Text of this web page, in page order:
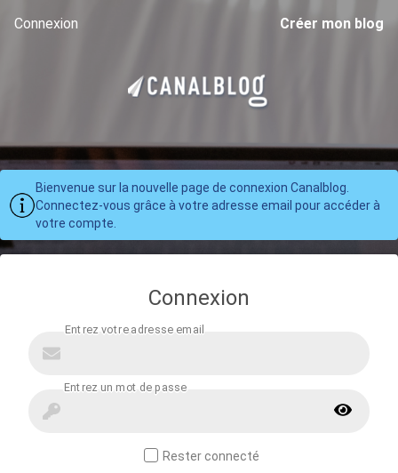
Connexion Créer mon blog
Bienvenue sur la nouvelle page de connexion Canalblog.
Connectez-vous grâce à votre adresse email pour accéder à
votre compte.
Connexion
Rester connecté